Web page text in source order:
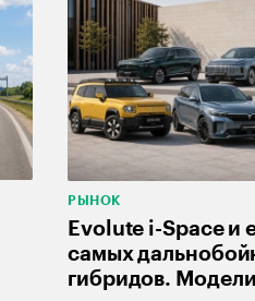
РЫНОК
Evolute i-Space и
самых
гибридов.